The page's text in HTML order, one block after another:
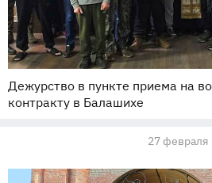
Дежурство в пункте приема на
контракту в Балашихе
27 февраля